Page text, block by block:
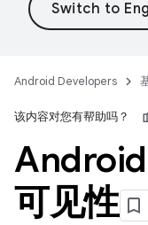
Android Developers
该内容对您有帮助吗？
Android
可见性